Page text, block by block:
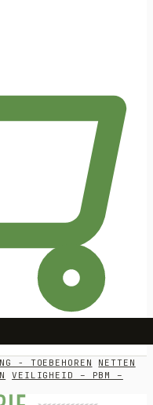
- TOEBEHOREN
NETTEN
VEILIGHEID – PBM –